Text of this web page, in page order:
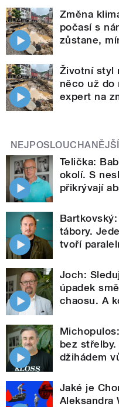
Změna
počasí s
zůstane,
Životní styl
něco už do
expert na
NEJPOSLOUCHANĚJŠÍ
Telička:
okolí. S
přikrývají
tábory.
tvoří
Joch:
úpadek
chaosu. A
bez
džihádem
Jaké je
Aleksandra